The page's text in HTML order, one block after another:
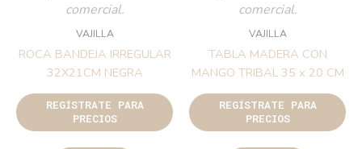
comercial.
VAJILLA
ROCA BANDEJA IRREGULAR
32X21CM NEGRA
REGÍSTRATE PARA
PRECIOS
comercial.
VAJILLA
TABLA MADERA CON
MANGO TRIBAL 35 x 20 CM
REGÍSTRATE PARA
PRECIOS